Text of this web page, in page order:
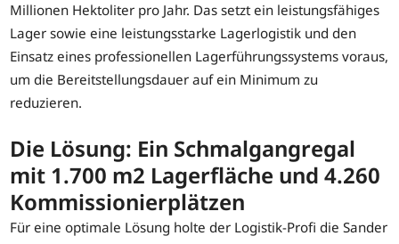
Millionen Hektoliter pro Jahr. Das setzt ein leistungsfähiges
Lager sowie eine leistungsstarke Lagerlogistik und den
Einsatz eines professionellen Lagerführungssystems voraus,
um die Bereitstellungsdauer auf ein Minimum zu
reduzieren.
Die Lösung: Ein Schmalgangregal
mit 1.700 m2 Lagerfläche und 4.260
Kommissionierplätzen
Für eine optimale Lösung holte der Logistik-Profi die Sander